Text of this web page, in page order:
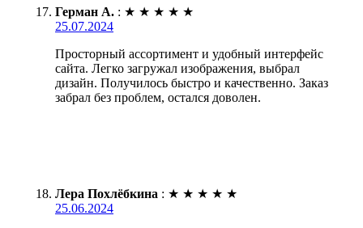
Герман А. : ★ ★ ★ ★ ★
25.07.2024
Просторный ассортимент и удобный интерфейс
сайта. Легко загружал изображения, выбрал
дизайн. Получилось быстро и качественно. Заказ
забрал без проблем, остался доволен.
Лера Похлёбкина : ★ ★ ★ ★ ★
25.06.2024